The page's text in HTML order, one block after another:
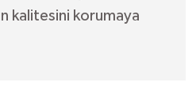
kalitesini korumaya